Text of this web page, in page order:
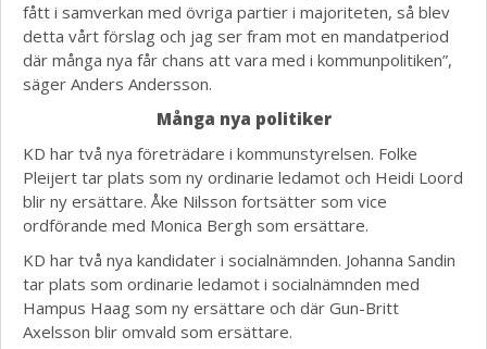
fått i samverkan med övriga partier i majoriteten, så blev
detta vårt förslag och jag ser fram mot en mandatperiod
där många nya får chans att vara med i kommunpolitiken”,
säger Anders Andersson.
Många nya politiker
KD har två nya företrädare i kommunstyrelsen. Folke
Pleijert tar plats som ny ordinarie ledamot och Heidi Loord
blir ny ersättare. Åke Nilsson fortsätter som vice
ordförande med Monica Bergh som ersättare.
KD har två nya kandidater i socialnämnden. Johanna Sandin
tar plats som ordinarie ledamot i socialnämnden med
Hampus Haag som ny ersättare och där Gun-Britt
Axelsson blir omvald som ersättare.